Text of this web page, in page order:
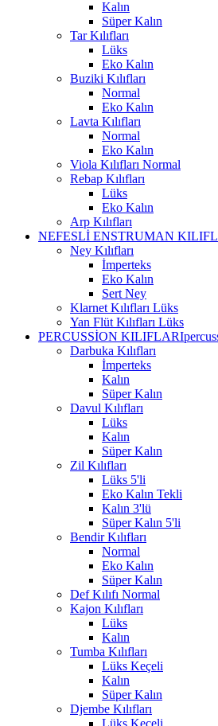
Kalın
Süper Kalın
Tar Kılıfları
Lüks
Eko Kalın
Buziki Kılıfları
Normal
Eko Kalın
Lavta Kılıfları
Normal
Eko Kalın
Viola Kılıfları Normal
Rebap Kılıfları
Lüks
Eko Kalın
Arp Kılıfları
NEFESLİ ENSTRUMAN
Ney Kılıfları
İmperteks
Eko Kalın
Sert Ney
Klarnet Kılıfları Lüks
Yan Flüt Kılıfları Lüks
PERCUSSİON KILIFLARI
Darbuka Kılıfları
İmperteks
Kalın
Süper Kalın
Davul Kılıfları
Lüks
Kalın
Süper Kalın
Zil Kılıfları
Lüks 5'li
Eko Kalın Tekli
Kalın 3'lü
Süper Kalın 5'li
Bendir Kılıfları
Normal
Eko Kalın
Süper Kalın
Def Kılıfı Normal
Kajon Kılıfları
Lüks
Kalın
Tumba Kılıfları
Lüks Keçeli
Kalın
Süper Kalın
Djembe Kılıfları
Lüks Keçeli